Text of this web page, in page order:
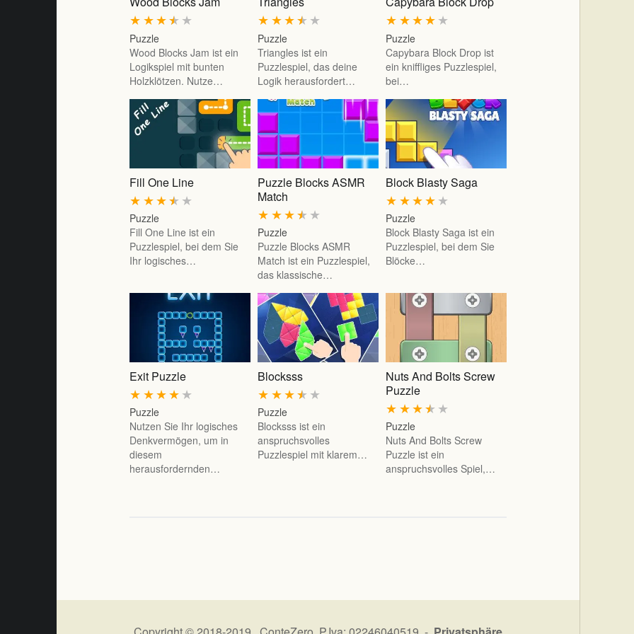
★
★
★
★
★
Puzzle
Wood Blocks Jam ist ein
Logikspiel mit bunten
Holzklötzen. Nutze…
★
★
★
★
★
Puzzle
Triangles ist ein
Puzzlespiel, das deine
Logik herausfordert…
★
★
★
★
★
Puzzle
Capybara Block Drop ist
ein kniffliges Puzzlespiel,
bei…
Fill One Line
★
★
★
★
★
Puzzle
Fill One Line ist ein
Puzzlespiel, bei dem Sie
Ihr logisches…
Puzzle Blocks ASMR
Match
★
★
★
★
★
Puzzle
Puzzle Blocks ASMR
Match ist ein Puzzlespiel,
das klassische…
Block Blasty Saga
★
★
★
★
★
Puzzle
Block Blasty Saga ist ein
Puzzlespiel, bei dem Sie
Blöcke…
Exit Puzzle
★
★
★
★
★
Puzzle
Nutzen Sie Ihr logisches
Denkvermögen, um in
diesem
herausfordernden…
Blocksss
★
★
★
★
★
Puzzle
Blocksss ist ein
anspruchsvolles
Puzzlespiel mit klarem…
Nuts And Bolts Screw
Puzzle
★
★
★
★
★
Puzzle
Nuts And Bolts Screw
Puzzle ist ein
anspruchsvolles Spiel,…